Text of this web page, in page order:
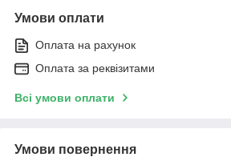
Умови оплати
Оплата на рахунок
Оплата за реквізитами
Всі умови оплати
Умови повернення